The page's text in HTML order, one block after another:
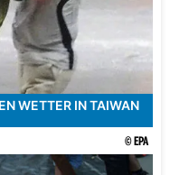
WETTER IN TAIWAN
© EPA